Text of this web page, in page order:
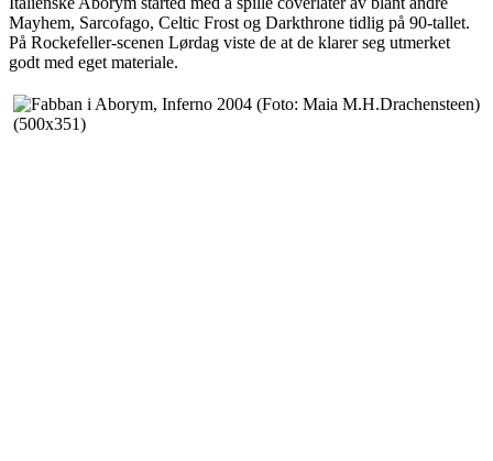
Mayhem, Sarcofago, Celtic Frost og Darkthrone tidlig på 90-tallet.
På Rockefeller-scenen Lørdag viste de at de klarer seg utmerket
godt med eget materiale.